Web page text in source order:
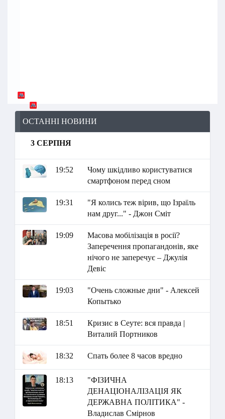
ОСТАННІ НОВИНИ
3 СЕРПНЯ
19:52
Чому шкідливо користуватися
смартфоном перед сном
19:31
"Я колись теж вірив, що Ізраїль
нам друг..." - Джон Сміт
19:09
Масова мобілізація в росії?
Заперечення пропагандонів, яке
нічого не заперечує – Джулія
Девіс
19:03
"Очень сложные дни" - Алексей
Копытько
18:51
Кризис в Сеуте: вся правда |
Виталий Портников
18:32 Спать более 8 часов вредно
18:13
"ФІЗИЧНА
ДЕНАЦІОНАЛІЗАЦІЯ ЯК
ДЕРЖАВНА ПОЛІТИКА" -
Владислав Смірнов